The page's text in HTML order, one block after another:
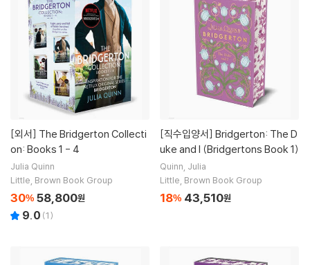
[외서]
on: Books 1 - 4
Julia Quinn
Little, Brown Book Group
30% 58,800원
9.0 (1)
[직수입양서]
uke and I (Bridgertons Book 1)
Quinn, Julia
Little, Brown Book Group
18% 43,510원